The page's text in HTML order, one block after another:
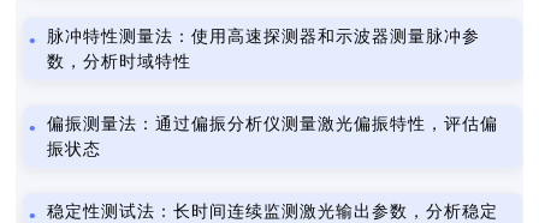
脉冲特性测量法：使用高速探测器和示波器测量脉冲参
数，分析时域特性
偏振测量法：通过偏振分析仪测量激光偏振特性，评估偏
振状态
稳定性测试法：长时间连续监测激光输出参数，分析稳定